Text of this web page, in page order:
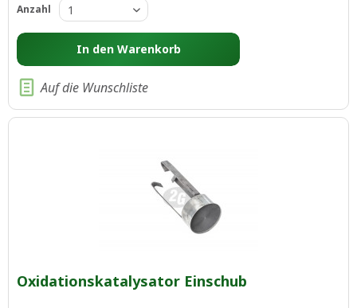
Anzahl
In den Warenkorb
Auf die Wunschliste
Oxidationskatalysator Einschub